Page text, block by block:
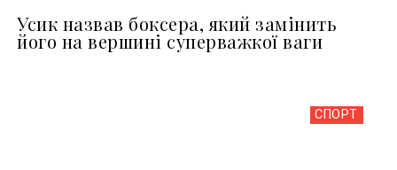
Усик назвав боксера, який замінить
його на вершині суперважкої ваги
СПОРТ